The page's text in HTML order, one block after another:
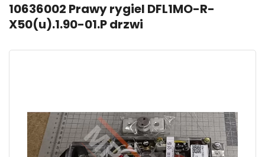
10636002 Prawy rygiel DFL1MO-R-
X50(u).1.90-01.P drzwi